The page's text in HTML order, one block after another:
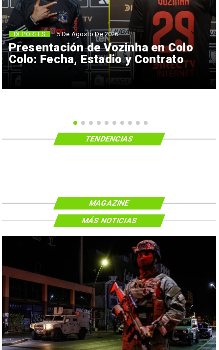
Presentación de Vozinha en Colo
Colo: Fecha, Estadio y Contrato
DEPORTES 5 De Agosto De 2026
TENDENCIAS
MAGAZINE
MÁS NOTICIAS